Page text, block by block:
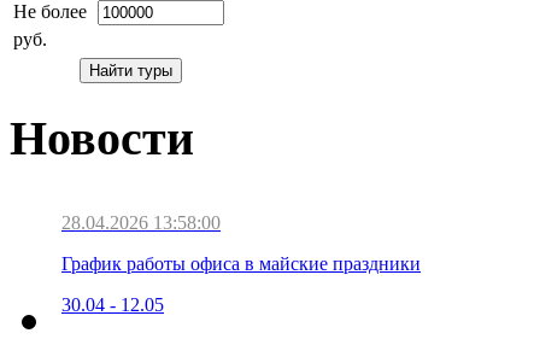
Не более
руб.
Новости
28.04.2026 13:58:00
График работы офиса в майские праздники
30.04 - 12.05